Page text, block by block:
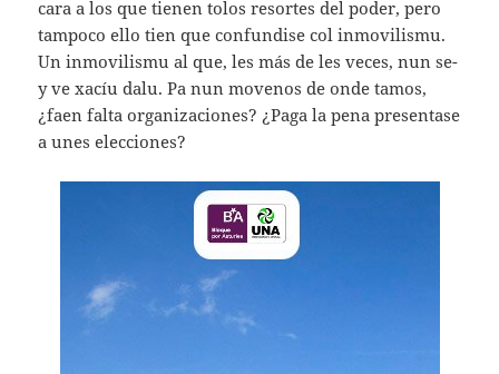
cara a los que tienen tolos resortes del poder, pero
tampoco ello tien que confundise col inmovilismu.
Un inmovilismu al que, les más de les veces, nun se-
y ve xacíu dalu. Pa nun movenos de onde tamos,
¿faen falta organizaciones? ¿Paga la pena presentase
a unes elecciones?